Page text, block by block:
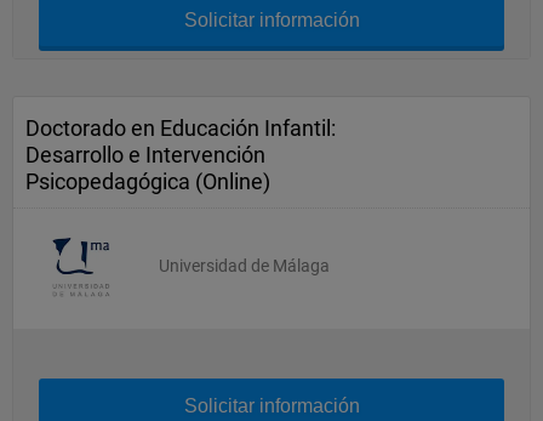
Solicitar información
Doctorado en Educación Infantil:
Desarrollo e Intervención
Psicopedagógica (Online)
Universidad de Málaga
Solicitar información